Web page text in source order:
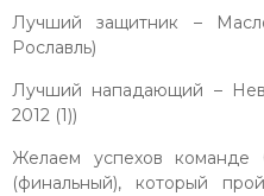
Лучший защитник –
Рославль)
Лучший нападающий –
2012 (1))
Желаем успехов
(финальный), который